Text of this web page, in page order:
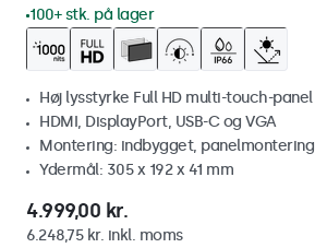
100+ stk. på lager
Høj lysstyrke Full HD multi-touch-panel
HDMI, DisplayPort, USB-C og VGA
Montering: indbygget, panelmontering
Ydermål: 305 x 192 x 41 mm
4.999,00 kr.
6.248,75 kr. inkl. moms